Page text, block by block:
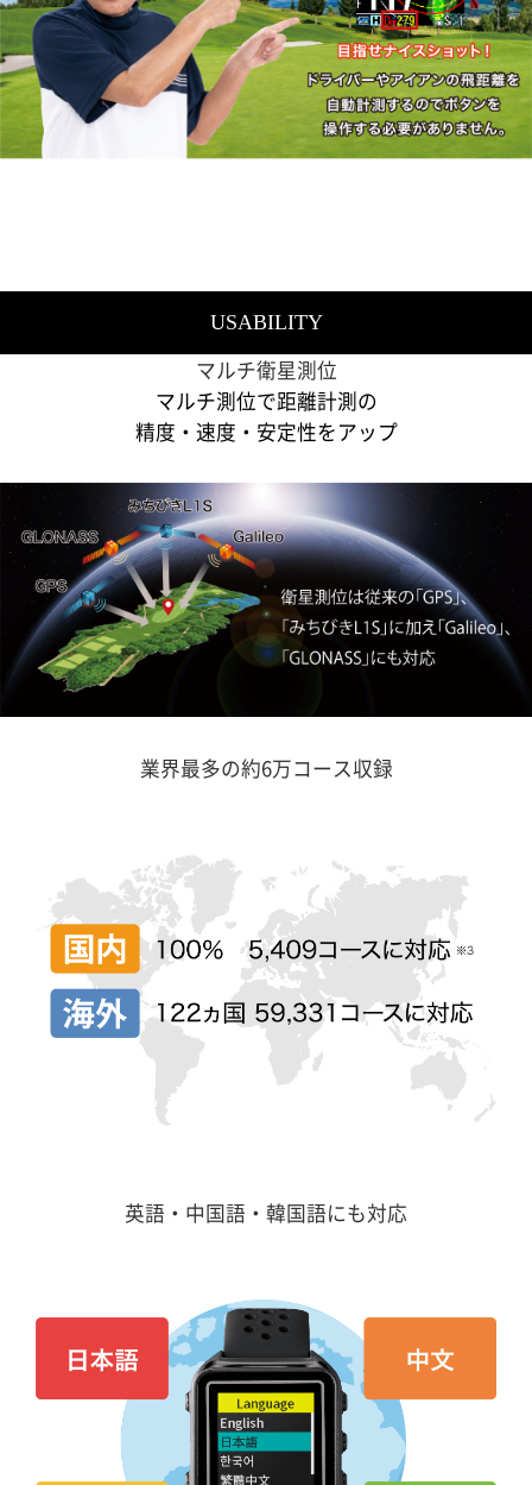
USABILITY
マルチ衛星測位
マルチ測位で距離計測の
精度・速度・安定性をアップ
業界最多の約6万コース収録
英語・中国語・韓国語にも対応